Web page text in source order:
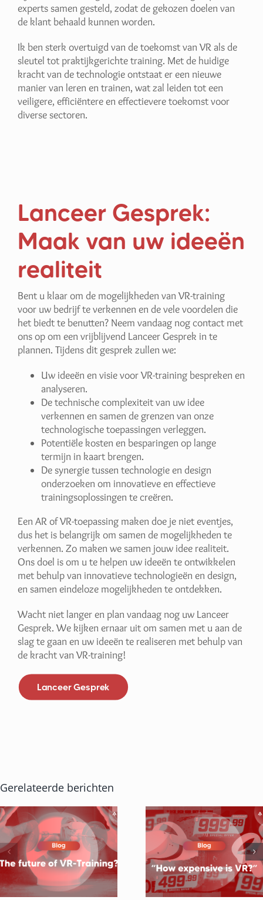
experts samen gesteld, zodat de gekozen doelen van
de klant behaald kunnen worden.
Ik ben sterk overtuigd van de toekomst van VR als de
sleutel tot praktijkgerichte training. Met de huidige
kracht van de technologie ontstaat er een nieuwe
manier van leren en trainen, wat zal leiden tot een
veiligere, efficiëntere en effectievere toekomst voor
diverse sectoren.
Lanceer Gesprek:
Maak van uw ideeën
realiteit
Bent u klaar om de mogelijkheden van VR-training
voor uw bedrijf te verkennen en de vele voordelen die
het biedt te benutten? Neem vandaag nog contact met
ons op om een vrijblijvend Lanceer Gesprek in te
plannen. Tijdens dit gesprek zullen we:
Uw ideeën en visie voor VR-training bespreken en
analyseren.
De technische complexiteit van uw idee
verkennen en samen de grenzen van onze
technologische toepassingen verleggen.
Potentiële kosten en besparingen op lange
termijn in kaart brengen.
De synergie tussen technologie en design
onderzoeken om innovatieve en effectieve
trainingsoplossingen te creëren.
Een AR of VR-toepassing maken doe je niet eventjes,
dus het is belangrijk om samen de mogelijkheden te
verkennen. Zo maken we samen jouw idee realiteit.
Ons doel is om u te helpen uw ideeën te ontwikkelen
met behulp van innovatieve technologieën en design,
en samen eindeloze mogelijkheden te ontdekken.
Wacht niet langer en plan vandaag nog uw Lanceer
Gesprek. We kijken ernaar uit om samen met u aan de
slag te gaan en uw ideeën te realiseren met behulp van
de kracht van VR-training!
Lanceer Gesprek
Gerelateerde berichten
Hoe duur is VR?
Waarom is
training
belangrijk?